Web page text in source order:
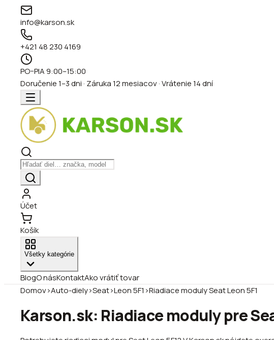
info@karson.sk
+421 48 230 4169
PO–PIA 9:00–15:00
Doručenie 1–3 dni · Záruka 12 mesiacov · Vrátenie 14 dní
Účet
Košík
Všetky kategórie
BlogO násKontaktAko vrátiť tovar
Domov›Auto-diely›Seat›Leon 5F1 ›Riadiace moduly Seat Leon 5F1
Karson.sk: Riadiace moduly pre